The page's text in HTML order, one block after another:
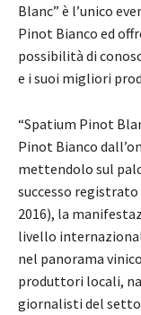
Blanc” è l’unico
Pinot Bianco ed
possibilità di
e i suoi migliori
“Spatium Pinot
Pinot Bianco
mettendolo sul
successo
2016), la
livello
nel panorama
produttori locali,
giornalisti del